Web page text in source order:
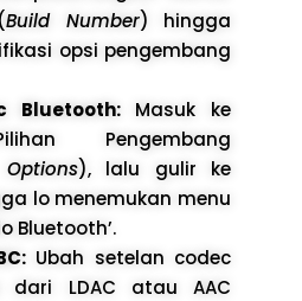
Build Number) hingga
opsi pengembang
Bluetooth:Masuk ke
Pengembang
), lalu gulir ke
lo menemukan menu
Bluetooth’.
Ubah setelan codec
dari LDAC atau AAC